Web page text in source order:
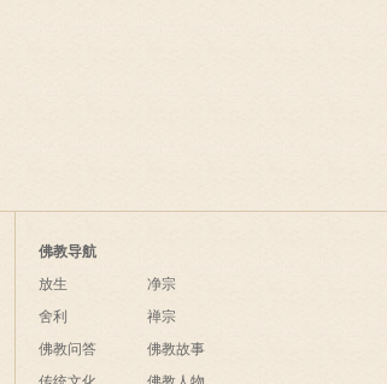
佛教导航
放生
舍利
佛教问答
净宗
禅宗
佛教故事